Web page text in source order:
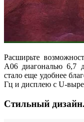
Расширьте
A06 диагональю 6,7
стало еще удобнее
Гц и дисплею с U-
Стильный дизайн.